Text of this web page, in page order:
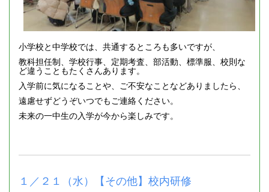
小学校と中学校では、共通するところも多いですが、
教科担任制、学校行事、定期考査、部活動、標準服、校則な
ど違うこともたくさんあります。
入学前に気になることや、ご不安なことなどありましたら、
遠慮せずどうぞいつでもご連絡ください。
未来の一中生の入学が今から楽しみです。
１／２１（水）【その他】校内研修